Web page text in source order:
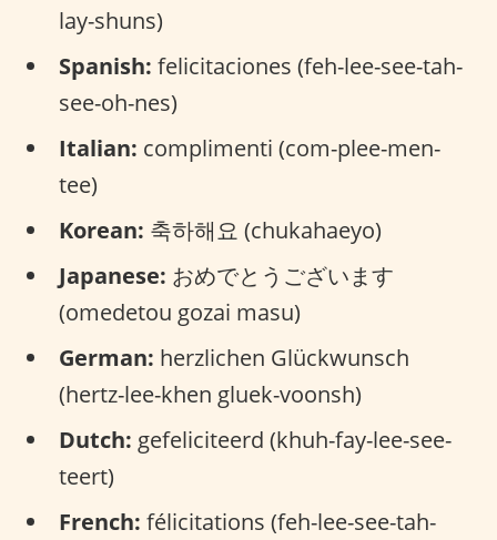
lay-shuns)
Spanish: felicitaciones (feh-lee-see-tah-
see-oh-nes)
Italian: complimenti (com-plee-men-
tee)
Korean: 축하해요 (chukahaeyo)
Japanese: おめでとうございます
(omedetou gozai masu)
German: herzlichen Glückwunsch
(hertz-lee-khen gluek-voonsh)
Dutch: gefeliciteerd (khuh-fay-lee-see-
teert)
French: félicitations (feh-lee-see-tah-